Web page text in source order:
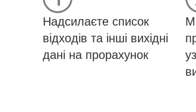
Надсилаєте список
відходів та інші вихідні
дані на прорахунок